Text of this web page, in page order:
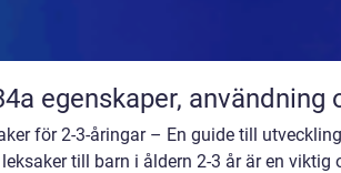
R134a egenskaper,
för 2-3-åringar – En guide till
till barn i åldern 2-3 år är en